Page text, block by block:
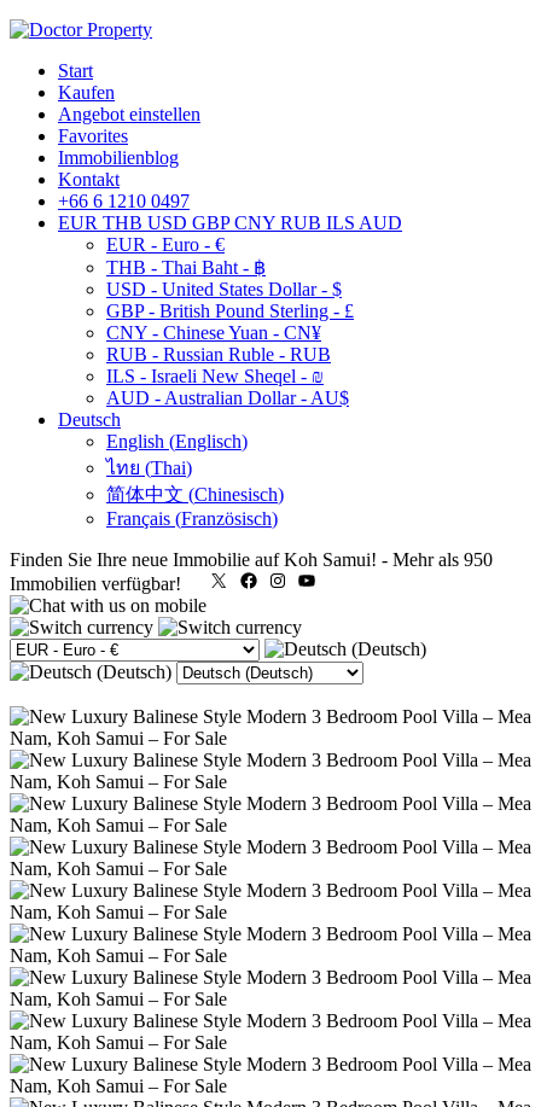
Start
Kaufen
Angebot einstellen
Favorites
Immobilienblog
Kontakt
+66 6 1210 0497
EUR THB USD GBP CNY RUB ILS AUD
EUR - Euro - €
THB - Thai Baht - ฿
USD - United States Dollar - $
GBP - British Pound Sterling - £
CNY - Chinese Yuan - CN¥
RUB - Russian Ruble - RUB
ILS - Israeli New Sheqel - ₪
AUD - Australian Dollar - AU$
Deutsch
English (Englisch)
ไทย (Thai)
简体中文 (Chinesisch)
Français (Französisch)
Finden Sie Ihre neue Immobilie auf Koh Samui! - Mehr als 950
Immobilien verfügbar!
X FacebookInstagram